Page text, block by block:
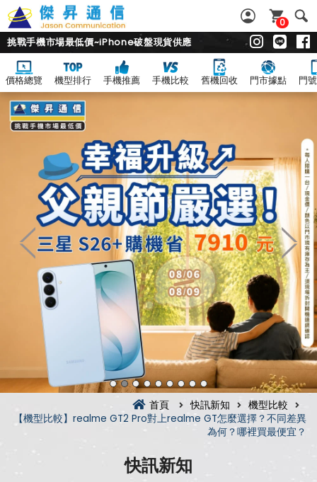
0
挑戰手機市場最低價~iPhone破盤現貨供應
價格總覽 機型排行 手機推薦 手機比較 舊機回收 門市據點 門
首頁 快訊新知
機型比較
【機型比較】realme GT2 Pro對上realme GT怎麼選擇？不同差異
為何？哪裡買最便宜？
快訊新知